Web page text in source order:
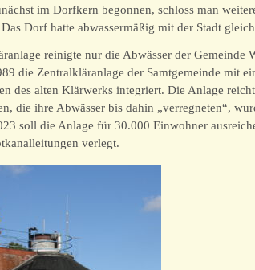
im Dorfkern begonnen, schloss man
Dorf hatte abwassermäßig mit der Stadt
reinigte nur die Abwässer der Gemeinde
die Zentralkläranlage der Samtgemeinde mit
des alten Klärwerks integriert. Die Anlage
die ihre Abwässer bis dahin „verregneten“,
soll die Anlage für 30.000 Einwohner
verlegt.